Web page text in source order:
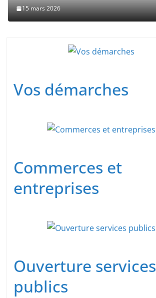
15 mars 2026
Vos démarches
Commerces et
entreprises
Ouverture services
publics